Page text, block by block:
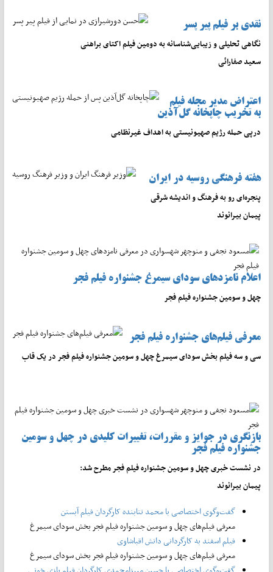
نقدی بر فیلم پیر پسر
نگاهی تحلیلی و زیبایی‌شناسانه به دومین فیلم اکتای براهنی
سعید صفارائی
اعتراض مدیر مجله فیلم
به تخریب چاپخانه گل‌آذین
درپی حمله رژیم صهیونیستی به اهداف غیرنظامی
هفته فرهنگی روسیه در ایران
پنجره‌ای رو به فرهنگ و اندیشه شرقی
پیمان بیرانوند
اعلام نامزدهای سودای سیمرغ جشنواره فیلم فجر
چهل و سومین جشنواره فیلم فجر
معرفی فیلم‌های جشنواره فیلم فجر
سی و سه فیلم بخش سودای سیمرغ چهل و سومین جشنواره فیلم فجر در یک قاب
بازنگری در جوایز و مقررات، تغییرات کلیدی در چهل و سومین
جشنواره فیلم فجر
در نشست خبری چهل و سومین جشنواره فیلم فجر مطرح شد:
پیمان بیرانوند
گفت‌وگوی اختصاصی با محمد تنابنده کارگردان فیلم آبستن
معرفی فیلم‌های چهل و سومین جشنواره فیلم فجر بخش سودای سیمرغ
فیلم اسفند به کارگردانی دانش اقباشاوی
معرفی فیلم‌های چهل و سومین جشنواره فیلم فجر بخش سودای سیمرغ